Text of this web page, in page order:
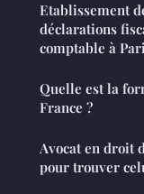
Etablissement
déclarations
comptable à
Quelle est la
France ?
Avocat en droit
pour trouver